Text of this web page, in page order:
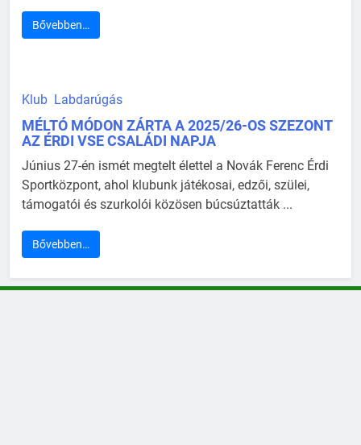
Bővebben…
Klub Labdarúgás
MÉLTÓ MÓDON ZÁRTA A 2025/26-OS SZEZONT
AZ ÉRDI VSE CSALÁDI NAPJA
Június 27-én ismét megtelt élettel a Novák Ferenc Érdi
Sportközpont, ahol klubunk játékosai, edzői, szülei,
támogatói és szurkolói közösen búcsúztatták ...
Bővebben…